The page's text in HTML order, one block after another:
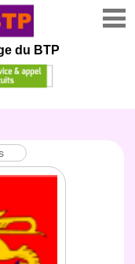
du BTP